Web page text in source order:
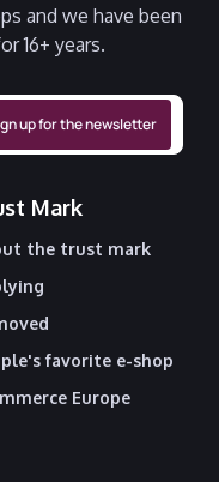
and we have been
16+ years.
Mark
the trust mark
favorite e-shop
Europe